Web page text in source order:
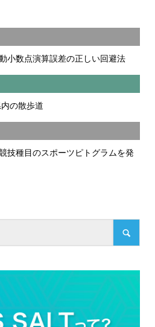
小数点演算誤差の正しい回避法
の散歩道
種目のスポーツピトグラムを発